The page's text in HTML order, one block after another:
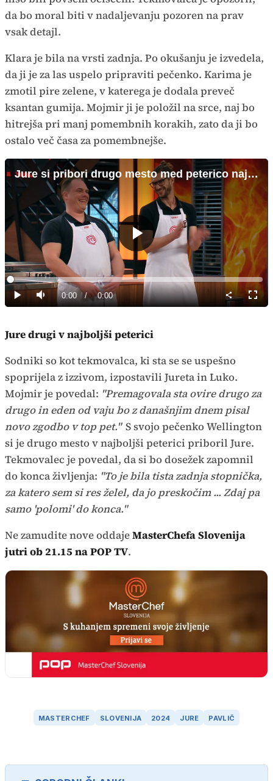
da bo moral biti v nadaljevanju pozoren na prav
vsak detajl.
Klara je bila na vrsti zadnja. Po okušanju je izvedela,
da ji je za las uspelo pripraviti pečenko. Karima je
zmotil pire zelene, v katerega je dodala preveč
ksantan gumija. Mojmir ji je položil na srce, naj bo
hitrejša pri manj pomembnih korakih, zato da ji bo
ostalo več časa za pomembnejše.
Jure si pribori drugo mesto med peterico najboljših
Predvajaj
PredvajajTiho Current
0:00 / Duration
0:00
Loaded:
0%
način
Jure drugi v najboljši peterici
Sodniki so kot tekmovalca, ki sta se se uspešno
spoprijela z izzivom, izpostavili Jureta in Luko.
Mojmir je povedal: "Premagovala sta ovire drugo za
drugo in eden od vaju bo z današnjim dnem pisal
novo zgodbo v top pet." S svojo pečenko Wellington
si je drugo mesto v najboljši peterici priboril Jure.
Tekmovalec je povedal, da si bo dosežek zapomnil
do konca življenja: "To je bila tista zadnja stopnička,
za katero sem si res želel, da jo preskočim ... Zdaj pa
samo 'polomi' do konca."
Ne zamudite nove oddajeMasterChefa Slovenija
jutri ob 21.15 na POP TV.
MASTERCHEF SLOVENIJA 2024 JURE PAVLIČ